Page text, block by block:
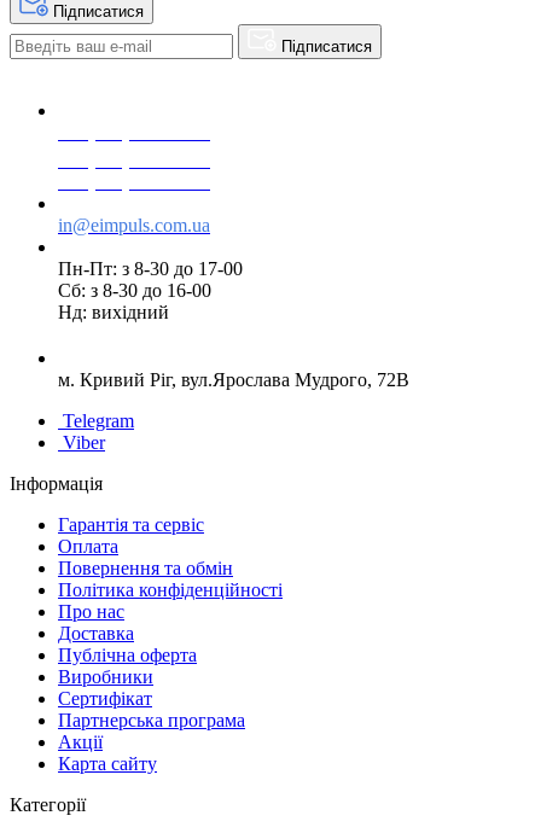
Підписатися
Підписатися
in@eimpuls.com.ua
Пн-Пт: з 8-30 до 17-00
Сб: з 8-30 до 16-00
Нд: вихідний
м. Кривий Ріг, вул.Ярослава Мудрого, 72В
Telegram
Viber
Інформація
Гарантія та сервіс
Оплата
Повернення та обмін
Політика конфіденційності
Про нас
Доставка
Публічна оферта
Виробники
Сертифікат
Партнерська програма
Акції
Карта сайту
Категорії